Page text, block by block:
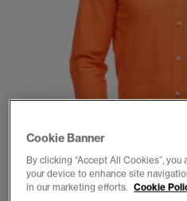
1 2 3 4
Cookie Banner
By clicking “Accept All Cookies”,
your device to enhance site
in our marketing efforts. Cookie